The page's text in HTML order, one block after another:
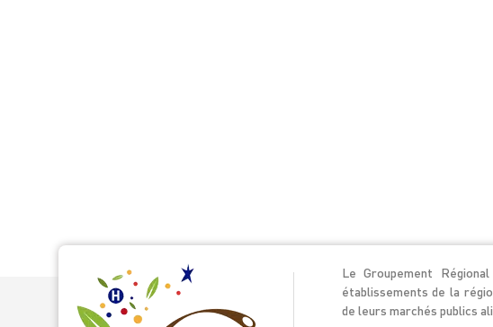
Le Groupement
établissements de la
de leurs marchés publics